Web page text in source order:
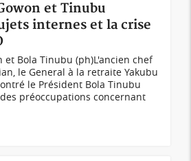
et Tinubu
internes et la crise
et Bola Tinubu (ph)L'ancien chef
le General à la retraite Yakubu
le Président Bola Tinubu
préoccupations concernant